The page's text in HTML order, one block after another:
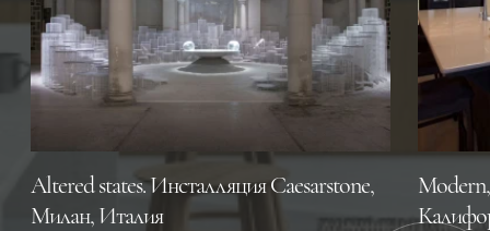
Altered states. Инсталляция Caesarstone,
Милан, Италия